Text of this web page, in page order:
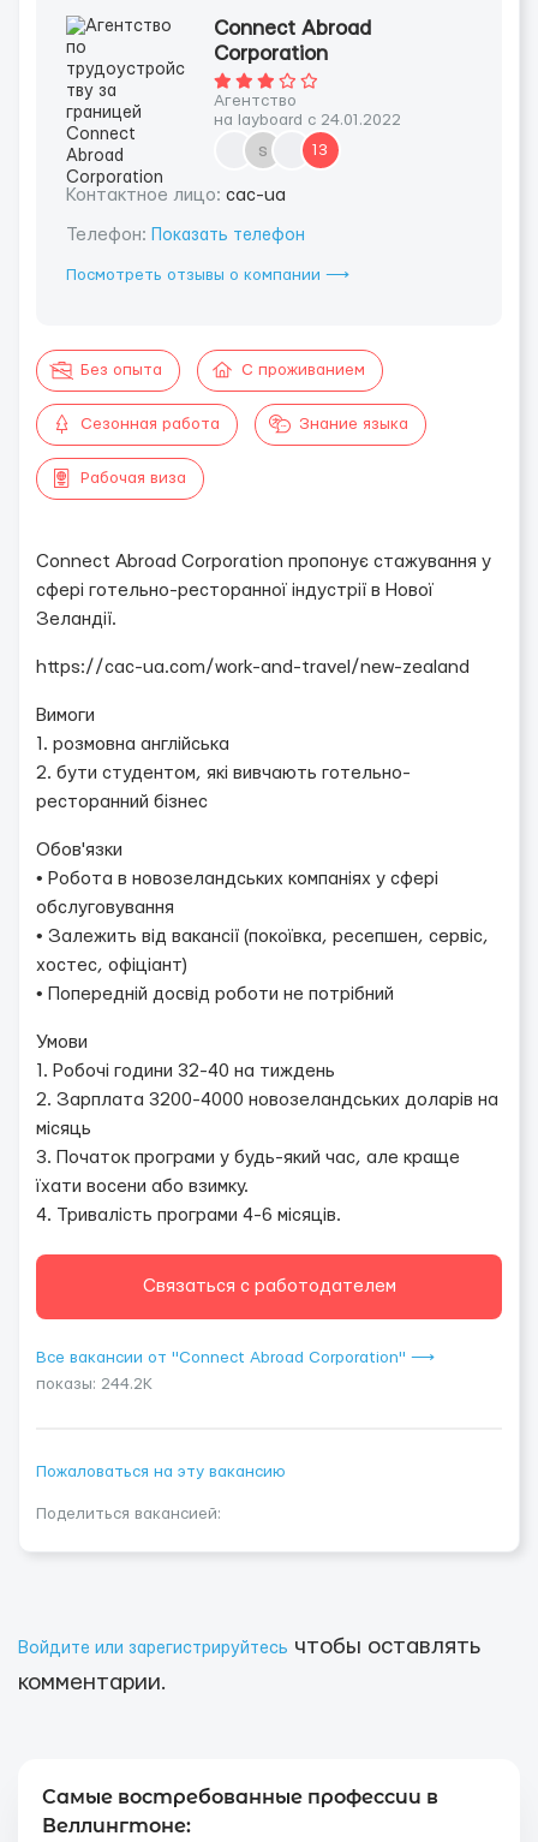
Connect Abroad
Corporation
Агентство
на layboard с 24.01.2022
s 13
Контактное лицо: cac-ua
Телефон: Показать телефон
Посмотреть отзывы о компании ⟶
Без опыта С проживанием
Сезонная работа Знание языка
Рабочая виза
Connect Abroad Corporation пропонує стажування у
сфері готельно-ресторанної індустрії в Нової
Зеландії.
https://cac-ua.com/work-and-travel/new-zealand
Вимоги
1. розмовна англійська
2. бути студентом, які вивчають готельно-
ресторанний бізнес
Обов'язки
• Робота в новозеландських компаніях у сфері
обслуговування
• Залежить від вакансії (покоївка, ресепшен, сервіс,
хостес, офіціант)
• Попередній досвід роботи не потрібний
Умови
1. Робочі години 32-40 на тиждень
2. Зарплата 3200-4000 новозеландських доларів на
місяць
3. Початок програми у будь-який час, але краще
їхати восени або взимку.
4. Тривалість програми 4-6 місяців.
Связаться с работодателем
Все вакансии от "Connect Abroad Corporation" ⟶
показы: 244.2K
Пожаловаться на эту вакансию
Поделиться вакансией:
Войдите или зарегистрируйтесь чтобы оставлять
комментарии.
Самые востребованные профессии в
Веллингтоне: